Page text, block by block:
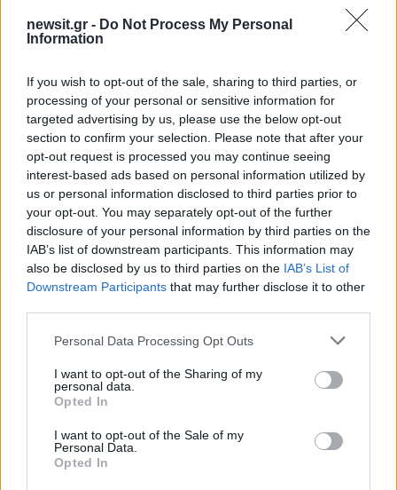
newsit.gr - Do Not Process My Personal
Information
If you wish to opt-out of the sale, sharing to third parties, or
processing of your personal or sensitive information for
targeted advertising by us, please use the below opt-out
section to confirm your selection. Please note that after your
opt-out request is processed you may continue seeing
interest-based ads based on personal information utilized by
us or personal information disclosed to third parties prior to
your opt-out. You may separately opt-out of the further
disclosure of your personal information by third parties on the
IAB’s list of downstream participants. This information may
also be disclosed by us to third parties on the IAB’s List of
Downstream Participants that may further disclose it to other
Please note that this website/app uses one or more Google
not limited to your visit or usage behaviour. You may click to
grant or deny consent to Google and its third-party tags to
use your data for below specified purposes in below Google
consent section.
Personal Data Processing Opt Outs
I want to opt-out of the Sharing of my
personal data.
Opted In
I want to opt-out of the Sale of my
Personal Data.
Opted In